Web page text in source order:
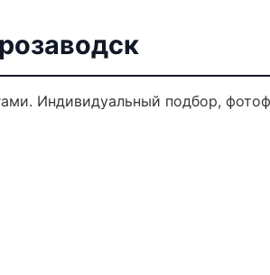
Индивидуальный подбор,